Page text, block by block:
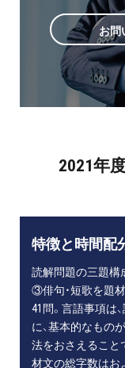
お問
2021年
特徴と時間配
読解問題の三題構
③俳句・短歌を題
41問。言語事項は
に、基本的なもの
法をおさえること
材文の総字数はお